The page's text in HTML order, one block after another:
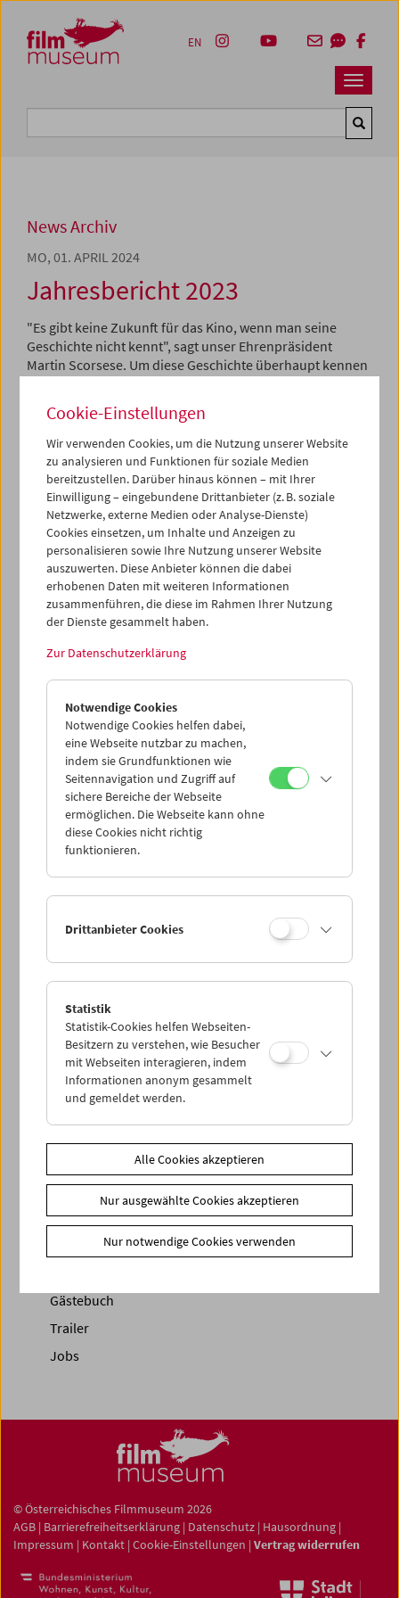
Zum Inhalt
Zum Hauptmenü
Zur Servicenavigation
Zum Suche
Navbar
EN
News Archiv
MO, 01. APRIL 2024
Jahresbericht 2023
"Es gibt keine Zukunft für das Kino, wenn man seine
Geschichte nicht kennt", sagt unser Ehrenpräsident
Martin Scorsese. Um diese Geschichte überhaupt kennen
war diesbezüglich ein ganz wichtiges Jahr für uns: im
September erfolgte der Spatenstich für unser neues
Museumsdepot und digitales Labor im Wiener Arsenal, im
Dezember erhielten wir Bescheid, dass die Stadt Wien
unsere Jahresförderung ab 2024 signifikant erhöht und
damit einen entscheidenden Beitrag zur besseren
Entlohnung unseres Teams und zur Absicherung unserer
Arbeit leistet. All das soll uns Ansporn sein, noch bessere
Arbeit zu leisten, in allen Bereichen, in denen wir aktiv
sind. Einen Einblick in diese finden Sie in unserem
Jahresbericht. Ein herzliches Dankeschön an alle
Mitglieder, Partner*innen und Freund*innen des
Filmmuseums für Ihre Unterstützung!
Jahresbericht 2023 (PDF)
Archiv unserer Jahresberichte
< zurück zur Übersicht
Share on
News
News Archiv
Newsletter
Gästebuch
Trailer
Jobs
© Österreichisches Filmmuseum 2026
AGB | Barrierefreiheitserklärung | Datenschutz | Hausordnung |
Impressum | Kontakt | Cookie-Einstellungen | Vertrag widerrufen
Cookie-Einstellungen
Wir verwenden Cookies, um die Nutzung unserer Website
zu analysieren und Funktionen für soziale Medien
bereitzustellen. Darüber hinaus können – mit Ihrer
Einwilligung – eingebundene Drittanbieter (z. B. soziale
Netzwerke, externe Medien oder Analyse-Dienste)
Cookies einsetzen, um Inhalte und Anzeigen zu
personalisieren sowie Ihre Nutzung unserer Website
auszuwerten. Diese Anbieter können die dabei
erhobenen Daten mit weiteren Informationen
zusammenführen, die diese im Rahmen Ihrer Nutzung
der Dienste gesammelt haben.
Zur Datenschutzerklärung
Notwendige Cookies
Notwendige Cookies helfen dabei,
eine Webseite nutzbar zu machen,
indem sie Grundfunktionen wie
Seitennavigation und Zugriff auf
sichere Bereiche der Webseite
ermöglichen. Die Webseite kann ohne
diese Cookies nicht richtig
funktionieren.
Drittanbieter Cookies
Statistik
Statistik-Cookies helfen Webseiten-
Besitzern zu verstehen, wie Besucher
mit Webseiten interagieren, indem
Informationen anonym gesammelt
und gemeldet werden.
Alle Cookies akzeptieren
Nur ausgewählte Cookies akzeptieren
Nur notwendige Cookies verwenden